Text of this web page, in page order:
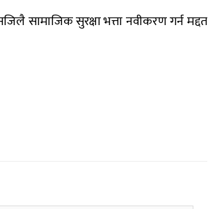
सामाजिक सुरक्षा भत्ता नवीकरण गर्न मद्दत